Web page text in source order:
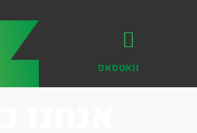
וואטסאפ